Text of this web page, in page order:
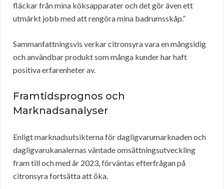
fläckar från mina köksapparater och det gör även ett
utmärkt jobb med att rengöra mina badrumsskåp.”
Sammanfattningsvis verkar citronsyra vara en mångsidig
och användbar produkt som många kunder har haft
positiva erfarenheter av.
Framtidsprognos och
Marknadsanalyser
Enligt marknadsutsikterna för dagligvarumarknaden och
dagligvarukanalernas väntade omsättningsutveckling
fram till och med år 2023, förväntas efterfrågan på
citronsyra fortsätta att öka.